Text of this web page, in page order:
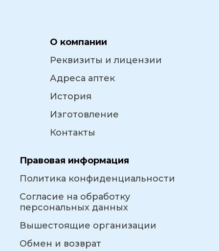
О компании
Реквизиты и лицензии
Адреса аптек
История
Изготовление
Контакты
Правовая информация
Политика конфиденциальности
Согласие на обработку
персональных данных
Вышестоящие организации
Обмен и возврат